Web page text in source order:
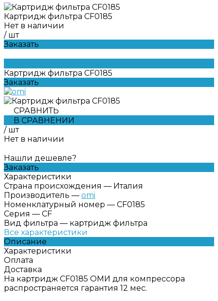
Картридж фильтра CF0185
Нет в наличии
/ шт
Заказать
Картридж фильтра CF0185
Заказать
СРАВНИТЬ
В СРАВНЕНИИ
/ шт
Нет в наличии
Нашли дешевле?
Заказать
Характеристики
Страна происхождения — Италия
Производитель — omi
Номенклатурный номер — CF0185
Серия — CF
Вид фильтра — картридж фильтра
Все характеристики
Описание
Характеристики
Оплата
Доставка
На картридж CF0185 ОМИ для компрессора
распространяется гарантия 12 мес.